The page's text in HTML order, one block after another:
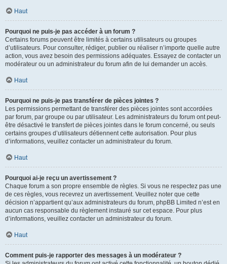
Haut
Pourquoi ne puis-je pas accéder à un forum ?
Certains forums peuvent être limités à certains utilisateurs ou groupes
d’utilisateurs. Pour consulter, rédiger, publier ou réaliser n’importe quelle autre
action, vous avez besoin des permissions adéquates. Essayez de contacter un
modérateur ou un administrateur du forum afin de lui demander un accès.
Haut
Pourquoi ne puis-je pas transférer de pièces jointes ?
Les permissions permettant de transférer des pièces jointes sont accordées
par forum, par groupe ou par utilisateur. Les administrateurs du forum ont peut-
être désactivé le transfert de pièces jointes dans le forum concerné, ou seuls
certains groupes d’utilisateurs détiennent cette autorisation. Pour plus
d’informations, veuillez contacter un administrateur du forum.
Haut
Pourquoi ai-je reçu un avertissement ?
Chaque forum a son propre ensemble de règles. Si vous ne respectez pas une
de ces règles, vous recevrez un avertissement. Veuillez noter que cette
décision n’appartient qu’aux administrateurs du forum, phpBB Limited n’est en
aucun cas responsable du règlement instauré sur cet espace. Pour plus
d’informations, veuillez contacter un administrateur du forum.
Haut
Comment puis-je rapporter des messages à un modérateur ?